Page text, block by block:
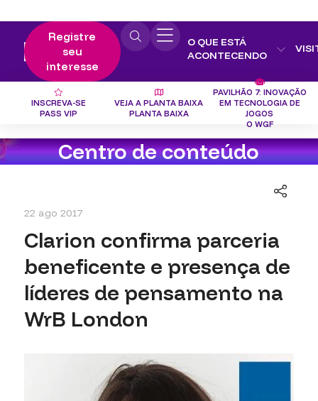
Registre
seu
interesse
O QUE ESTÁ
ACONTECENDO
INSCREVA-SE
PASS VIP
VEJA A PLANTA BAIXA
PLANTA BAIXA
PAVILHÃO 7: INOVAÇÃO
EM TECNOLOGIA DE
JOGOS
O WGF
Centro de conteúdo
22 ago 2017
Clarion confirma parceria
beneficente e presença de
líderes de pensamento na
WrB London